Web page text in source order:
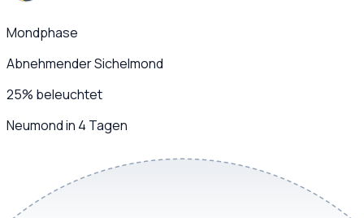
Mondphase
Abnehmender Sichelmond
25% beleuchtet
Neumond in 4 Tagen